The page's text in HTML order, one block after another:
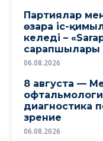
Партиялар
өзара іс-
келеді –
сарапшылары
06.08.2026
8 августа —
диагностика
зрение
06.08.2026